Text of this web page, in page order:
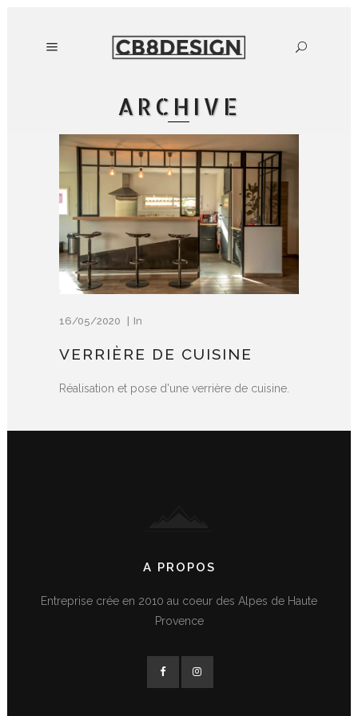
ARCHIVE
16/05/2020 In
VERRIÈRE DE CUISINE
Réalisation et pose d'une verrière de cuisine.
A PROPOS
Entreprise crée en 2010 au coeur des Alpes de Haute
Provence